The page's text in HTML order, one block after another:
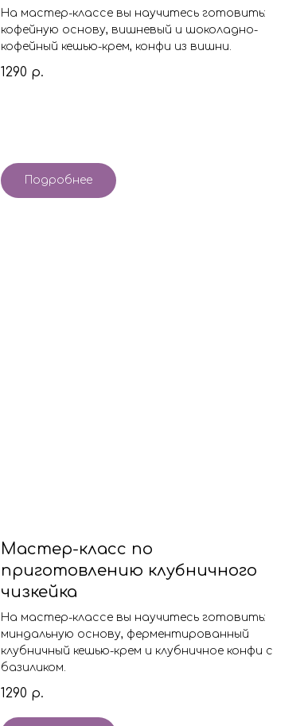
На мастер-классе вы научитесь готовить:
кофейную основу, вишневый и шоколадно-
кофейный кешью-крем, конфи из вишни.
1290 р.
Подробнее
Мастер-класс по
приготовлению клубничного
чизкейка
На мастер-классе вы научитесь готовить:
миндальную основу, ферментированный
клубничный кешью-крем и клубничное конфи с
базиликом.
1290 р.